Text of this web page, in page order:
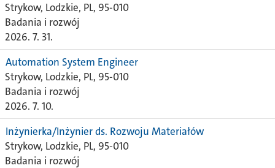
Strykow, Lodzkie, PL, 95-010
Badania i rozwój
2026. 7. 31.
Automation System Engineer
Strykow, Lodzkie, PL, 95-010
Badania i rozwój
2026. 7. 10.
Inżynierka/Inżynier ds. Rozwoju Materiałów
Strykow, Lodzkie, PL, 95-010
Badania i rozwój